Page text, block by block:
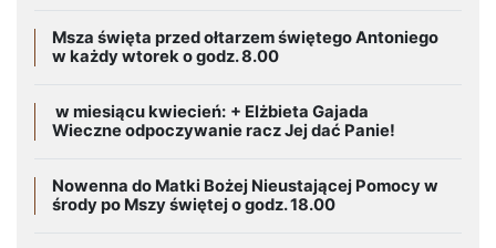
Msza święta przed ołtarzem świętego Antoniego
w każdy wtorek o godz. 8.00
w miesiącu kwiecień: + Elżbieta Gajada
Wieczne odpoczywanie racz Jej dać Panie!
Nowenna do Matki Bożej Nieustającej Pomocy w
środy po Mszy świętej o godz. 18.00